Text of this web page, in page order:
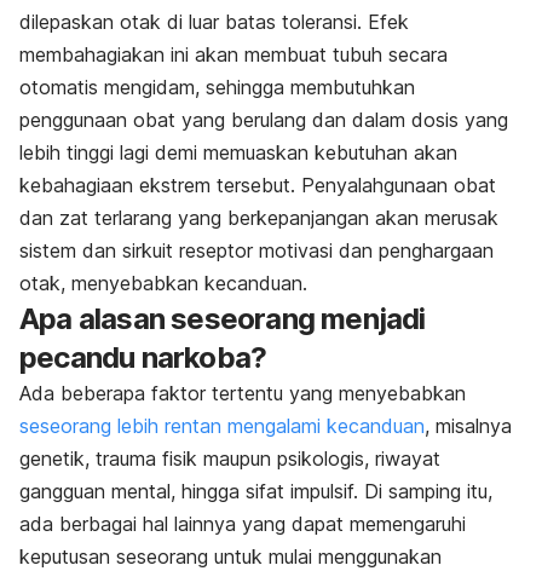
dilepaskan otak di luar batas toleransi. Efek
membahagiakan ini akan membuat tubuh secara
otomatis mengidam, sehingga membutuhkan
penggunaan obat yang berulang dan dalam dosis yang
lebih tinggi lagi demi memuaskan kebutuhan akan
kebahagiaan ekstrem tersebut. Penyalahgunaan obat
dan zat terlarang yang berkepanjangan akan merusak
sistem dan sirkuit reseptor motivasi dan penghargaan
otak, menyebabkan kecanduan.
Apa alasan seseorang menjadi
pecandu narkoba?
Ada beberapa faktor tertentu yang menyebabkan
seseorang lebih rentan mengalami kecanduan, misalnya
genetik, trauma fisik maupun psikologis, riwayat
gangguan mental, hingga sifat impulsif. Di samping itu,
ada berbagai hal lainnya yang dapat memengaruhi
keputusan seseorang untuk mulai menggunakan